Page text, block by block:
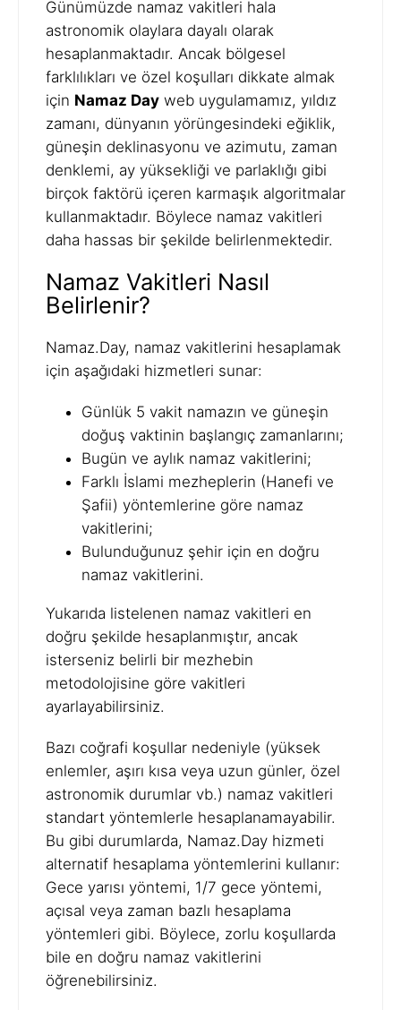
Günümüzde namaz vakitleri hala
astronomik olaylara dayalı olarak
hesaplanmaktadır. Ancak bölgesel
farklılıkları ve özel koşulları dikkate almak
için Namaz Day web uygulamamız, yıldız
zamanı, dünyanın yörüngesindeki eğiklik,
güneşin deklinasyonu ve azimutu, zaman
denklemi, ay yüksekliği ve parlaklığı gibi
birçok faktörü içeren karmaşık algoritmalar
kullanmaktadır. Böylece namaz vakitleri
daha hassas bir şekilde belirlenmektedir.
Namaz Vakitleri Nasıl
Belirlenir?
Namaz.Day, namaz vakitlerini hesaplamak
için aşağıdaki hizmetleri sunar:
Günlük 5 vakit namazın ve güneşin
doğuş vaktinin başlangıç zamanlarını;
Bugün ve aylık namaz vakitlerini;
Farklı İslami mezheplerin (Hanefi ve
Şafii) yöntemlerine göre namaz
vakitlerini;
Bulunduğunuz şehir için en doğru
namaz vakitlerini.
Yukarıda listelenen namaz vakitleri en
doğru şekilde hesaplanmıştır, ancak
isterseniz belirli bir mezhebin
metodolojisine göre vakitleri
ayarlayabilirsiniz.
Bazı coğrafi koşullar nedeniyle (yüksek
enlemler, aşırı kısa veya uzun günler, özel
astronomik durumlar vb.) namaz vakitleri
standart yöntemlerle hesaplanamayabilir.
Bu gibi durumlarda, Namaz.Day hizmeti
alternatif hesaplama yöntemlerini kullanır:
Gece yarısı yöntemi, 1/7 gece yöntemi,
açısal veya zaman bazlı hesaplama
yöntemleri gibi. Böylece, zorlu koşullarda
bile en doğru namaz vakitlerini
öğrenebilirsiniz.